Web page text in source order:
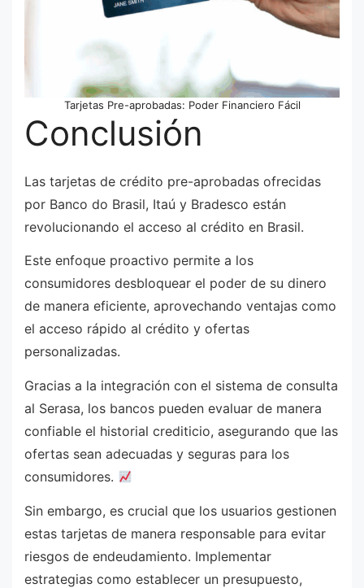
Tarjetas Pre-aprobadas: Poder Financiero Fácil
Conclusión
Las tarjetas de crédito pre-aprobadas ofrecidas
por Banco do Brasil, Itaú y Bradesco están
revolucionando el acceso al crédito en Brasil.
Este enfoque proactivo permite a los
consumidores desbloquear el poder de su dinero
de manera eficiente, aprovechando ventajas como
el acceso rápido al crédito y ofertas
personalizadas.
Gracias a la integración con el sistema de consulta
al Serasa, los bancos pueden evaluar de manera
confiable el historial crediticio, asegurando que las
ofertas sean adecuadas y seguras para los
consumidores.
Sin embargo, es crucial que los usuarios gestionen
estas tarjetas de manera responsable para evitar
riesgos de endeudamiento. Implementar
estrategias como establecer un presupuesto,